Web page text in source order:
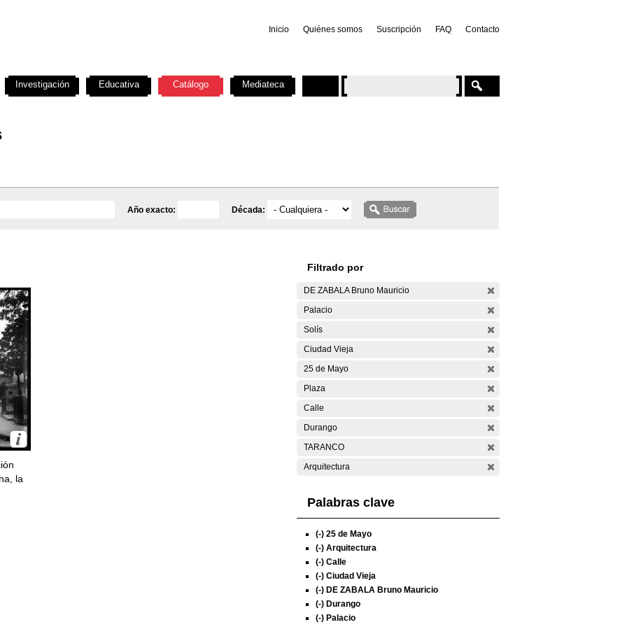
Inicio Quiénes somos Suscripción FAQ Contacto
Año exacto: Década:
la
Filtrado por
DE ZABALA Bruno Mauricio
Palacio
Solís
Ciudad Vieja
25 de Mayo
Plaza
Calle
Durango
TARANCO
Arquitectura
Palabras clave
(-) 25 de Mayo
(-) Arquitectura
(-) Calle
(-) Ciudad Vieja
(-) DE ZABALA Bruno Mauricio
(-) Durango
(-) Palacio
Investigación Educativa Catálogo Mediateca